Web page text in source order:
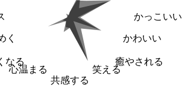
かっこいい
かわいい
癒やされる
笑える
共感する
心温まる
なる
く